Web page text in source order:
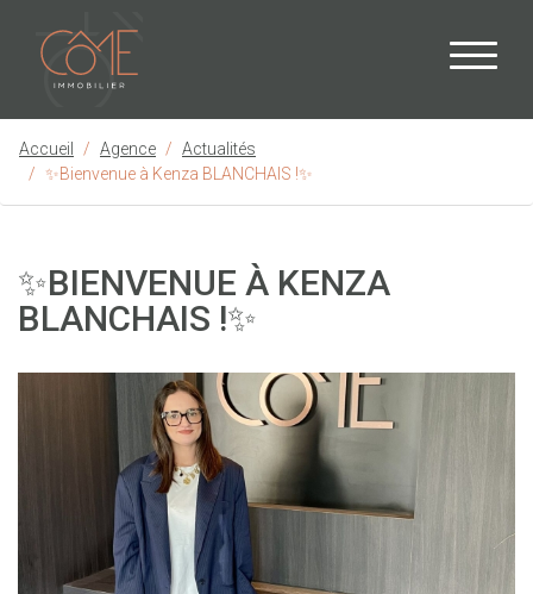
Accueil Agence
Actualités
✨Bienvenue à Kenza BLANCHAIS !✨
✨BIENVENUE À KENZA
BLANCHAIS !✨